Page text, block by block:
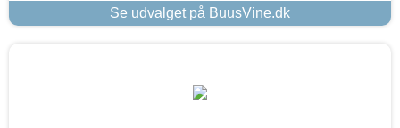
Se udvalget på BuusVine.dk